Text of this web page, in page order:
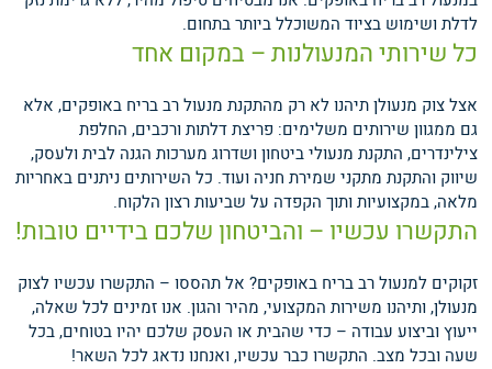
לדלת ושימוש בציוד המשוכלל ביותר בתחום.
כל שירותי המנעולנות – במקום אחד
אצל צוק מנעולן תיהנו לא רק מהתקנת מנעול רב בריח באופקים, אלא
גם ממגוון שירותים משלימים: פריצת דלתות ורכבים, החלפת
צילינדרים, התקנת מנעולי ביטחון ושדרוג מערכות הגנה לבית ולעסק,
שיווק והתקנת מתקני שמירת חניה ועוד. כל השירותים ניתנים באחריות
מלאה, במקצועיות ותוך הקפדה על שביעות רצון הלקוח.
התקשרו עכשיו – והביטחון שלכם בידיים טובות!
זקוקים למנעול רב בריח באופקים? אל תהססו – התקשרו עכשיו לצוק
מנעולן, ותיהנו משירות המקצועי, מהיר והגון. אנו זמינים לכל שאלה,
ייעוץ וביצוע עבודה – כדי שהבית או העסק שלכם יהיו בטוחים, בכל
שעה ובכל מצב. התקשרו כבר עכשיו, ואנחנו נדאג לכל השאר!